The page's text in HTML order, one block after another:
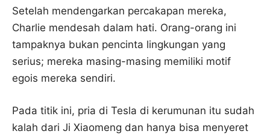
Setelah mendengarkan percakapan mereka,
Charlie mendesah dalam hati. Orang-orang ini
tampaknya bukan pencinta lingkungan yang
serius; mereka masing-masing memiliki motif
egois mereka sendiri.
Pada titik ini, pria di Tesla di kerumunan itu sudah
kalah dari Ji Xiaomeng dan hanya bisa menyeret